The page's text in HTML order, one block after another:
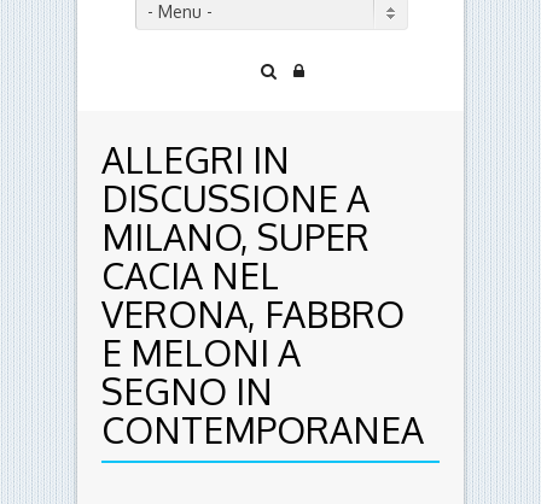
- Menu -
ALLEGRI IN
DISCUSSIONE A
MILANO, SUPER
CACIA NEL
VERONA, FABBRO
E MELONI A
SEGNO IN
CONTEMPORANEA